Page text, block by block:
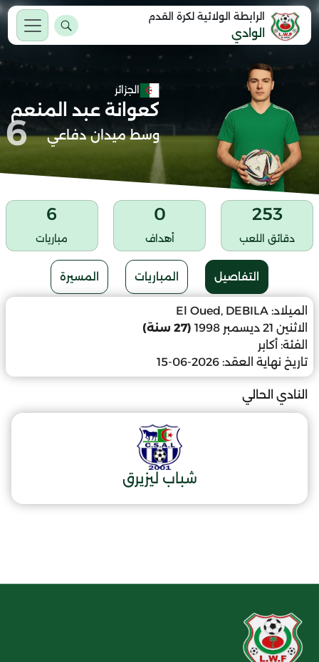
الرابطة الولائية لكرة القدم
الوادي
الجزائر
كعوانة عبد المنعم
وسط ميدان دفاعي 6
253
دقائق اللعب
0
أهداف
6
مباريات
التفاصيل المباريات المسيرة
الميلاد: El Oued, DEBILA
الاثنين 21 ديسمبر 1998
(27 سنة)
الفئة: أكابر
تاريخ نهاية العقد: 2026-06-15
النادي الحالي
شباب ليزيرق